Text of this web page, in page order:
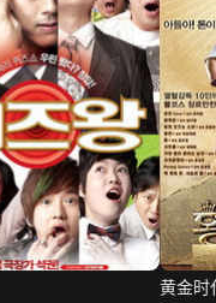
黄金时